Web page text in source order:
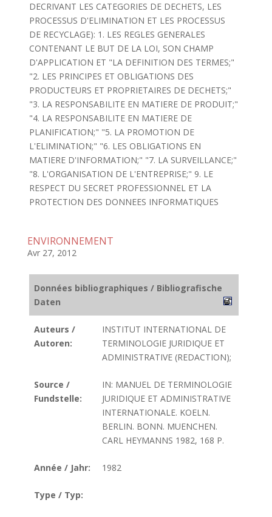
DECRIVANT LES CATEGORIES DE DECHETS, LES
PROCESSUS D'ELIMINATION ET LES PROCESSUS
DE RECYCLAGE): 1. LES REGLES GENERALES
CONTENANT LE BUT DE LA LOI, SON CHAMP
D'APPLICATION ET "LA DEFINITION DES TERMES;"
"2. LES PRINCIPES ET OBLIGATIONS DES
PRODUCTEURS ET PROPRIETAIRES DE DECHETS;"
"3. LA RESPONSABILITE EN MATIERE DE PRODUIT;"
"4. LA RESPONSABILITE EN MATIERE DE
PLANIFICATION;" "5. LA PROMOTION DE
L'ELIMINATION;" "6. LES OBLIGATIONS EN
MATIERE D'INFORMATION;" "7. LA SURVEILLANCE;"
"8. L'ORGANISATION DE L'ENTREPRISE;" 9. LE
RESPECT DU SECRET PROFESSIONNEL ET LA
PROTECTION DES DONNEES INFORMATIQUES
ENVIRONNEMENT
Avr 27, 2012
Données bibliographiques / Bibliografische
Daten
Auteurs /
Autoren:
INSTITUT INTERNATIONAL DE
TERMINOLOGIE JURIDIQUE ET
ADMINISTRATIVE (REDACTION);
Source /
Fundstelle:
IN: MANUEL DE TERMINOLOGIE
JURIDIQUE ET ADMINISTRATIVE
INTERNATIONALE. KOELN.
BERLIN. BONN. MUENCHEN.
CARL HEYMANNS 1982, 168 P.
Année / Jahr: 1982
Type / Typ: